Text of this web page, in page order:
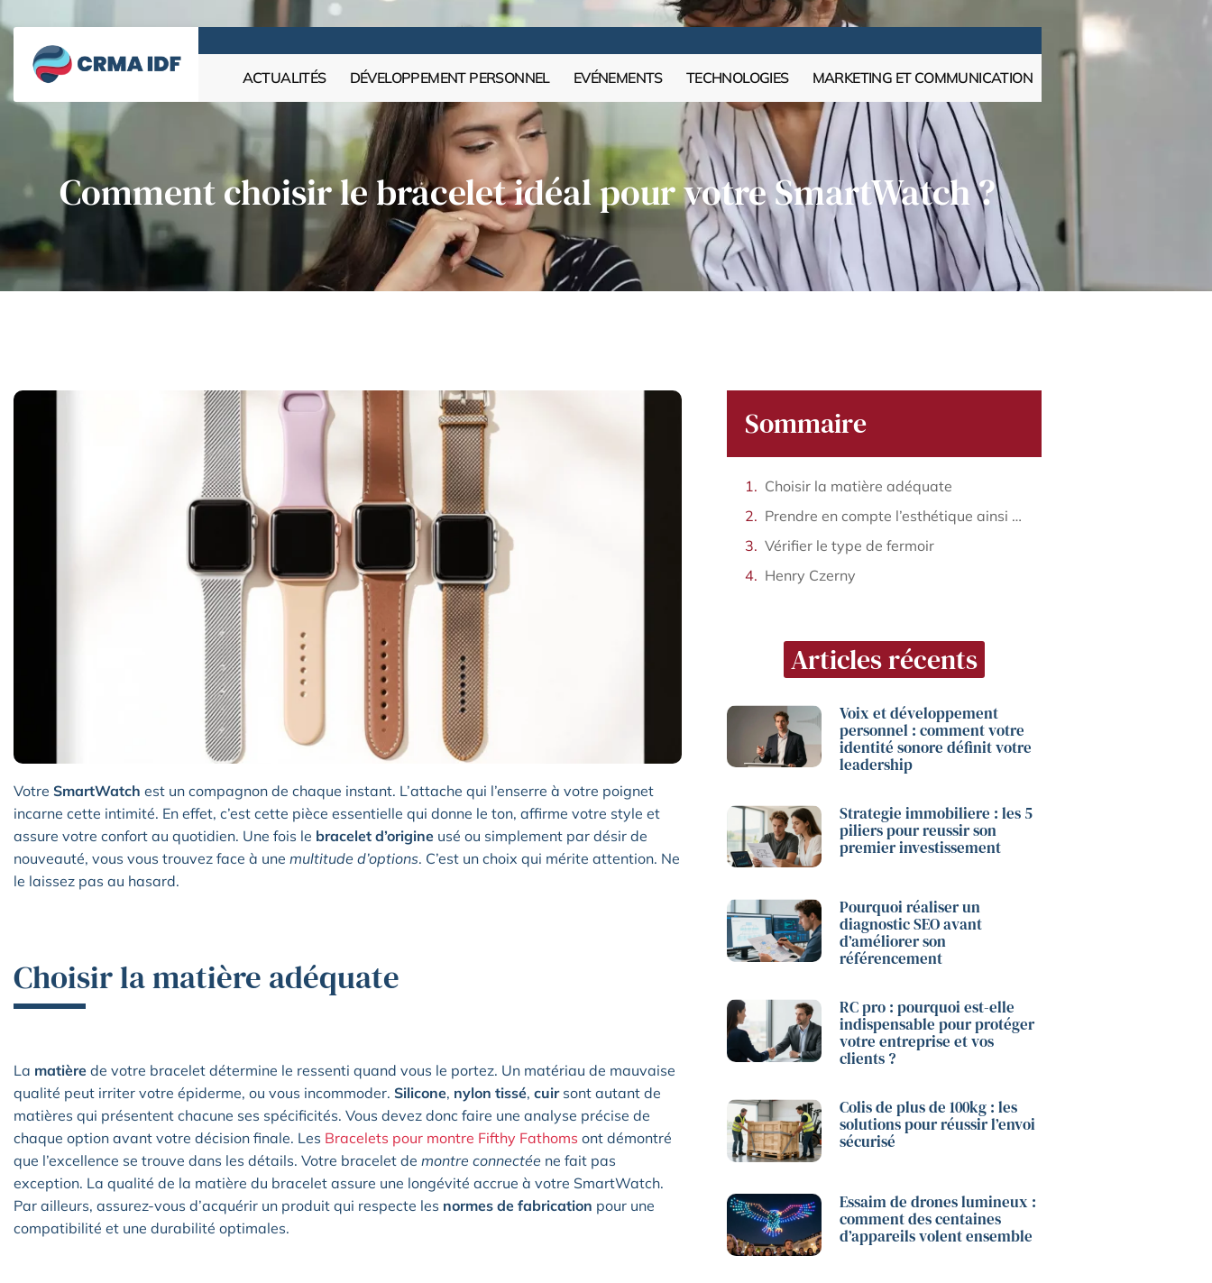
ACTUALITÉS DÉVELOPPEMENT PERSONNEL EVÉNEMENTS TECHNOLOGIES MARKETING ET COMMUNICATION
Comment choisir le bracelet idéal pour votre SmartWatch ?
Votre SmartWatch est un compagnon de chaque instant. L’attache qui l’enserre à votre poignet
incarne cette intimité. En effet, c’est cette pièce essentielle qui donne le ton, affirme votre style et
assure votre confort au quotidien. Une fois le bracelet d’origine usé ou simplement par désir de
nouveauté, vous vous trouvez face à une multitude d’options. C’est un choix qui mérite attention. Ne
le laissez pas au hasard.
Choisir la matière adéquate
La matière de votre bracelet détermine le ressenti quand vous le portez. Un matériau de mauvaise
qualité peut irriter votre épiderme, ou vous incommoder. Silicone, nylon tissé, cuirsont autant de
matières qui présentent chacune ses spécificités. Vous devez donc faire une analyse précise de
chaque option avant votre décision finale. Les Bracelets pour montre Fifthy Fathoms ont démontré
que l’excellence se trouve dans les détails. Votre bracelet de montre connectée ne fait pas
exception. La qualité de la matière du bracelet assure une longévité accrue à votre SmartWatch.
Par ailleurs, assurez-vous d’acquérir un produit qui respecte les normes de fabrication pour une
compatibilité et une durabilité optimales.
Sommaire
Choisir la matière adéquate
Prendre en compte l’esthétique ainsi que l’harmonie des couleurs
Vérifier le type de fermoir
Henry Czerny
Articles récents
Voix et développement
personnel : comment votre
identité sonore définit votre
leadership
Strategie immobiliere : les 5
piliers pour reussir son
premier investissement
Pourquoi réaliser un
diagnostic SEO avant
d’améliorer son
référencement
RC pro : pourquoi est-elle
indispensable pour protéger
votre entreprise et vos
clients ?
Colis de plus de 100kg : les
solutions pour réussir l’envoi
sécurisé
Essaim de drones lumineux :
comment des centaines
d’appareils volent ensemble